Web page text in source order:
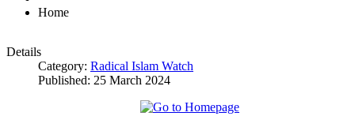
Home
Details
Category: Radical Islam Watch
Published: 25 March 2024